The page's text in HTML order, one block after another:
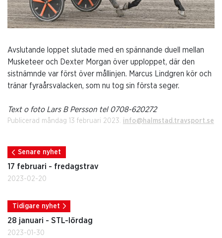
Avslutande loppet slutade med en spännande duell mellan
Musketeer och Dexter Morgan över upploppet, där den
sistnämnde var först över mållinjen. Marcus Lindgren kör och
tränar fyraårsvalacken, som nu tog sin första seger.
Text o foto Lars B Persson tel 0708-620272
Publicerad måndag 13 februari 2023. info@halmstad.travsport.se
Senare nyhet
17 februari - fredagstrav
2023-02-20
Tidigare nyhet
28 januari - STL-lördag
2023-01-30